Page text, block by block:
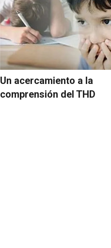
Un acercamiento a la
comprensión del THD